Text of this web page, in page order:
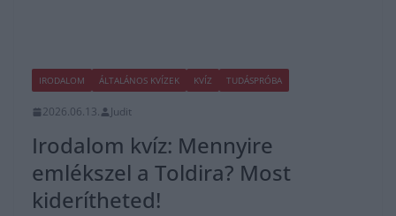
IRODALOM ÁLTALÁNOS KVÍZEK KVÍZ TUDÁSPRÓBA
2026.06.13. Judit
Irodalom kvíz: Mennyire
emlékszel a Toldira? Most
kiderítheted!